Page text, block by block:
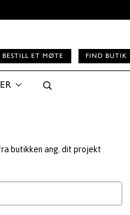
BESTILL ET MØTE FIND BUTIK
butikken ang. dit projekt